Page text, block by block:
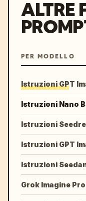
ALTRE
PER MODELLO
Istruzioni GPT
Istruzioni Nano
Istruzioni
Istruzioni GPT
Istruzioni
Grok Imagine